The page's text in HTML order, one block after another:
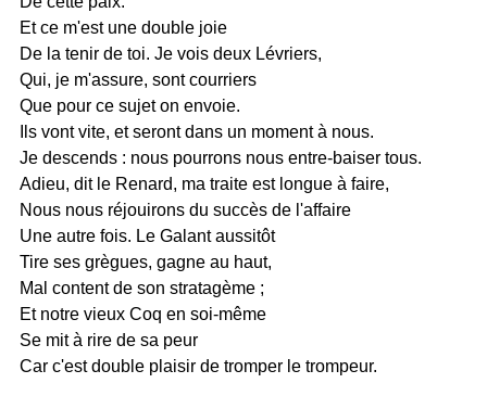
Et ce m'est une double joie
De la tenir de toi. Je vois deux Lévriers,
Qui, je m'assure, sont courriers
Que pour ce sujet on envoie.
Ils vont vite, et seront dans un moment à nous.
Je descends : nous pourrons nous entre-baiser tous.
Adieu, dit le Renard, ma traite est longue à faire,
Nous nous réjouirons du succès de l'affaire
Une autre fois. Le Galant aussitôt
Tire ses grègues, gagne au haut,
Mal content de son stratagème ;
Et notre vieux Coq en soi-même
Se mit à rire de sa peur
Car c'est double plaisir de tromper le trompeur.